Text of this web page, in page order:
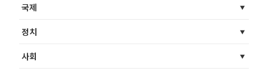
국제
정치
사회